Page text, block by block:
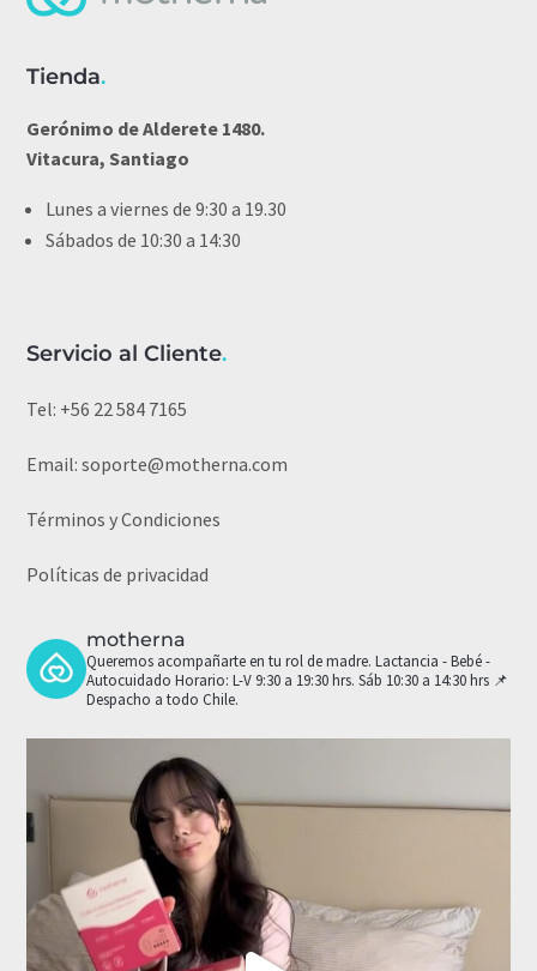
Tienda.
Gerónimo de Alderete 1480.
Vitacura, Santiago
Lunes a viernes de 9:30 a 19.30
Sábados de 10:30 a 14:30
Servicio al Cliente.
Tel: +56 22 584 7165
Email:soporte@motherna.com
Términos y Condiciones
Políticas de privacidad
motherna
Queremos acompañarte en tu rol de madre. Lactancia - Bebé -
Autocuidado Horario: L-V 9:30 a 19:30 hrs. Sáb 10:30 a 14:30 hrs 📌
Despacho a todo Chile.